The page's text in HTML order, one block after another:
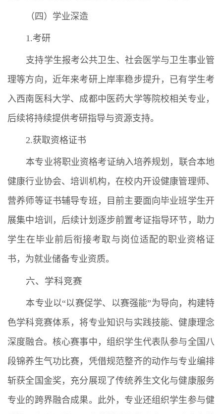
（四）学业深造
1.考研
支持学生报考公共卫生、社会医学与卫生事业管
理等方向，近年来考研上岸率稳步提升，已有学生考
入西南医科大学、成都中医药大学等院校相关专业，
后续将持续提供考研指导与资源支持。
2.获取资格证书
本专业将职业资格考证纳入培养规划，联合本地
健康行业协会、培训机构，在校内开设健康管理师、
营养师等证书辅导专班，目前主要面向毕业班学生开
展集中培训，后续计划逐步前置考证指导环节，助力
学生在毕业前后衔接考取与岗位适配的职业资格证
书，为就业储备专业资质。
六、学科竞赛
本专业以“以赛促学、以赛强能”为导向，构建特
色学科竞赛体系，将专业知识与实践技能、健康理念
深度融合。核心赛事中，组织学生代表队参与全国八
段锦养生气功比赛，凭借规范整齐的动作与专业编排
斩获全国金奖，充分展现了传统养生文化与健康服务
专业的跨界融合成果。此外，专业还组织学生参与健